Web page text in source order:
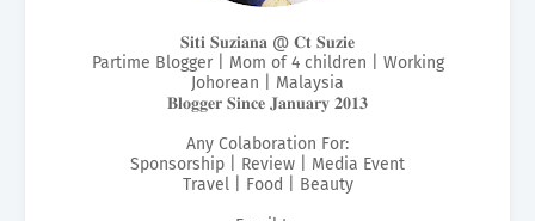
𝐒𝐢𝐭𝐢 𝐒𝐮𝐳𝐢𝐚𝐧𝐚 @ 𝐂𝐭 𝐒𝐮𝐳𝐢𝐞
Partime Blogger | Mom of 4 children | Working
Johorean | Malaysia
𝐁𝐥𝐨𝐠𝐠𝐞𝐫 𝐒𝐢𝐧𝐜𝐞 𝐉𝐚𝐧𝐮𝐚𝐫𝐲 𝟐𝟎𝟏𝟑
Any Colaboration For:
Sponsorship | Review | Media Event
Travel | Food | Beauty